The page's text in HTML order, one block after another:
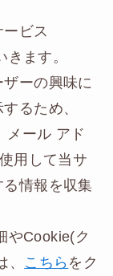
ビス
きます。
ーの興味に
るため、
メール アド
用して当サ
情報を収集
やCookie(ク
こちら をク